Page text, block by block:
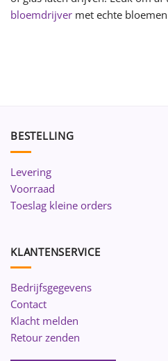
bloemdrijver met echte
BESTELLING
Levering
Voorraad
Toeslag kleine orders
KLANTENSERVICE
Bedrijfsgegevens
Contact
Klacht melden
Retour zenden